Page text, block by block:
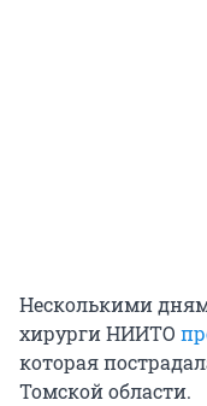
Несколькими
хирурги НИИТО
которая
Томской области.